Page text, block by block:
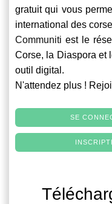
gratuit qui vous
international des
Communiti est le
Corse, la Diaspora et
outil digital.
N'attendez plus !
SE